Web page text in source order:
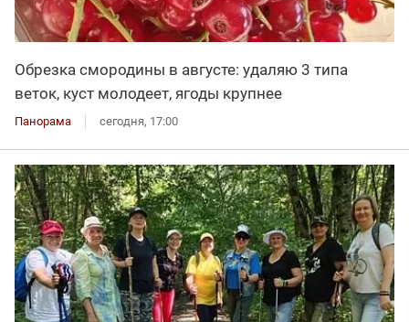
Обрезка смородины в августе: удаляю 3 типа
веток, куст молодеет, ягоды крупнее
Панорама сегодня, 17:00